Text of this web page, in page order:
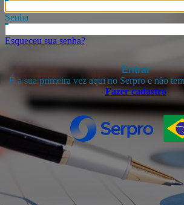
Senha
Esqueceu sua senha?
Entrar
É a sua primeira vez aqui no Serpro e não
Fazer cadastro